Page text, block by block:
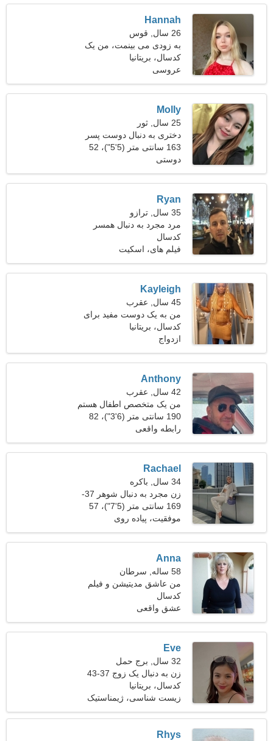
Hannah
26 سال, قوس
به زودی می بینمت، من یک
زن بی عیب و نقص هستم
کدسال، بریتانیا
عروسی
Molly
25 سال, ثور
دختری به دنبال دوست پسر
29-32
163 سانتی متر (5'5")، 52
کیلوگرم (114 پوند)
دوستی
Ryan
35 سال, ترازو
مرد مجرد به دنبال همسر
کدسال
فیلم های، اسکیت
Kayleigh
45 سال, عقرب
من به یک دوست مفید برای
سفر با هم نیاز دارم
کدسال، بریتانیا
ازدواج
Anthony
42 سال, عقرب
من یک متخصص اطفال هستم
و به دنبال یک زن فوق العاده
هستم
190 سانتی متر (6'3")، 82
کیلوگرم (180 پوند)
رابطه واقعی
Rachael
34 سال, باکره
زن مجرد به دنبال شوهر 37-
45
169 سانتی متر (5'7")، 57
کیلوگرم (125 پوند)
موفقیت، پیاده روی
Anna
58 ساله, سرطان
من عاشق مدیتیشن و فیلم
هستم
کدسال
عشق واقعی
Eve
32 سال, برج حمل
زن به دنبال یک زوج 37-43
کدسال، بریتانیا
زیست شناسی، ژیمناستیک
Rhys